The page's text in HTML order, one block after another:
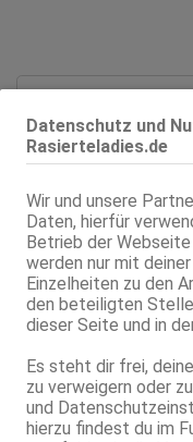
Datenschutz und
Rasierteladies.de
Wir und unsere
Daten, hierfür
Betrieb der
werden nur mit
Einzelheiten zu den
den beteiligten
dieser Seite und in
Es steht dir frei,
zu verweigern oder
und
hierzu findest du im
Geschlecht:
Körpergröße:
Typ:
KF:
Intimbereich:
Haare:
Augen:
Haut:
Sprachen:
Verkehr: